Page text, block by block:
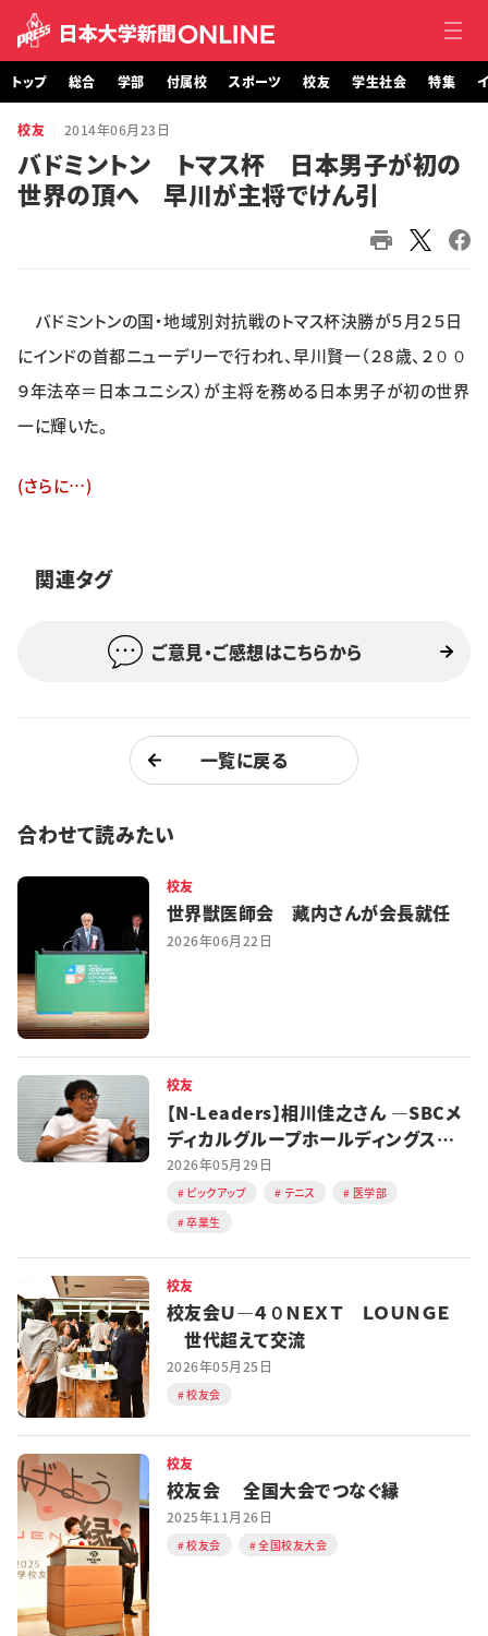
トップ
総合
スポーツ
イベント
購読 日大文芸賞
トップ 総合 学部 付属校 スポーツ 校友 学生社会 特集
校友 2014年06月23日
バドミントン トマス杯 日本男子が初の
世界の頂へ 早川が主将でけん引
バドミントンの国・地域別対抗戦のトマス杯決勝が５月２５日
にインドの首都ニューデリーで行われ、早川賢一（２８歳、２００
９年法卒＝日本ユニシス）が主将を務める日本男子が初の世界
一に輝いた。
(さらに…)
関連タグ
ご意見・ご感想はこちらから
一覧に戻る
合わせて読みたい
校友
世界獣医師会 藏内さんが会長就任
2026年06月22日
校友
【N-Leaders】相川佳之さん ―SBCメ
ディカルグループホールディングス
CEO
2026年05月29日
ピックアップ テニス
医学部
卒業生
校友
校友会Ｕ―４０ＮＥＸＴ ＬＯＵＮＧＥ
世代超えて交流
2026年05月25日
校友会
校友
校友会 全国大会でつなぐ縁
2025年11月26日
校友会 全国校友大会